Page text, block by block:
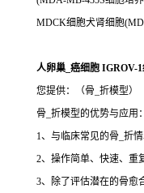
MDCK细胞犬肾细胞
人卵巢_癌细胞 IGROV-
您提供：（骨_折模型）
骨_折模型的优势与应用：
1、与临床常见的骨_折
2、操作简单、快速、重
3、除了评估潜在的骨愈